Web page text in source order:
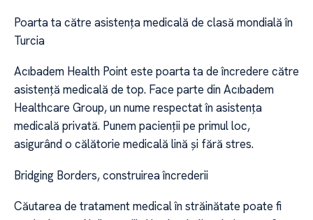
Poarta ta către asistența medicală de clasă mondială în
Turcia
Acıbadem Health Point este poarta ta de încredere către
asistență medicală de top. Face parte din Acıbadem
Healthcare Group, un nume respectat în asistența
medicală privată. Punem pacienții pe primul loc,
asigurând o călătorie medicală lină și fără stres.
Bridging Borders, construirea încrederii
Căutarea de tratament medical în străinătate poate fi